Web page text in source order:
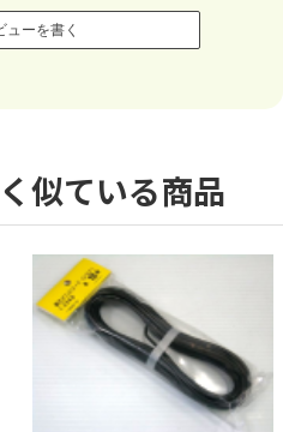
ューを書く
似ている商品